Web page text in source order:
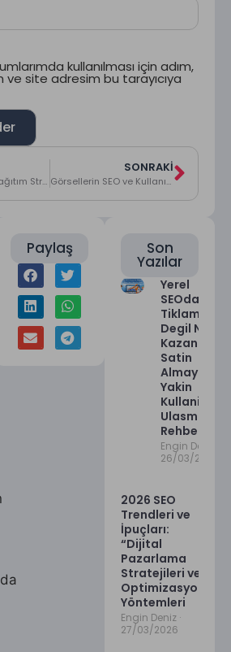
kullanılması için adım,
site adresim bu tarayıcıya
SEO İçin İçerik Dağıtım Stratejileri
SONRAKI
Görsellerin SEO ve Kullanıcı Deneyimindeki Rolü
Paylaş Son
Yazılar
Yerel
SEOda
Tiklama
Degil Niyet
Kazanmak:
Satin
Almaya En
Yakin
Kullaniciya
Ulasma
Rehberi
Engin Deniz
26/03/2026
2026 SEO
Trendleri ve
İpuçları:
“Dijital
Pazarlama
Stratejileri ve
Optimizasyon
Yöntemleri
Engin Deniz
27/03/2026